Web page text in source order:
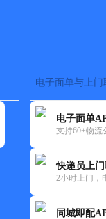
电子面单与上门
电子面单
支持60+物流
快递员上
2小时上门，
同城即配
快递时效